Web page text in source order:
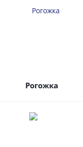
Рогожка